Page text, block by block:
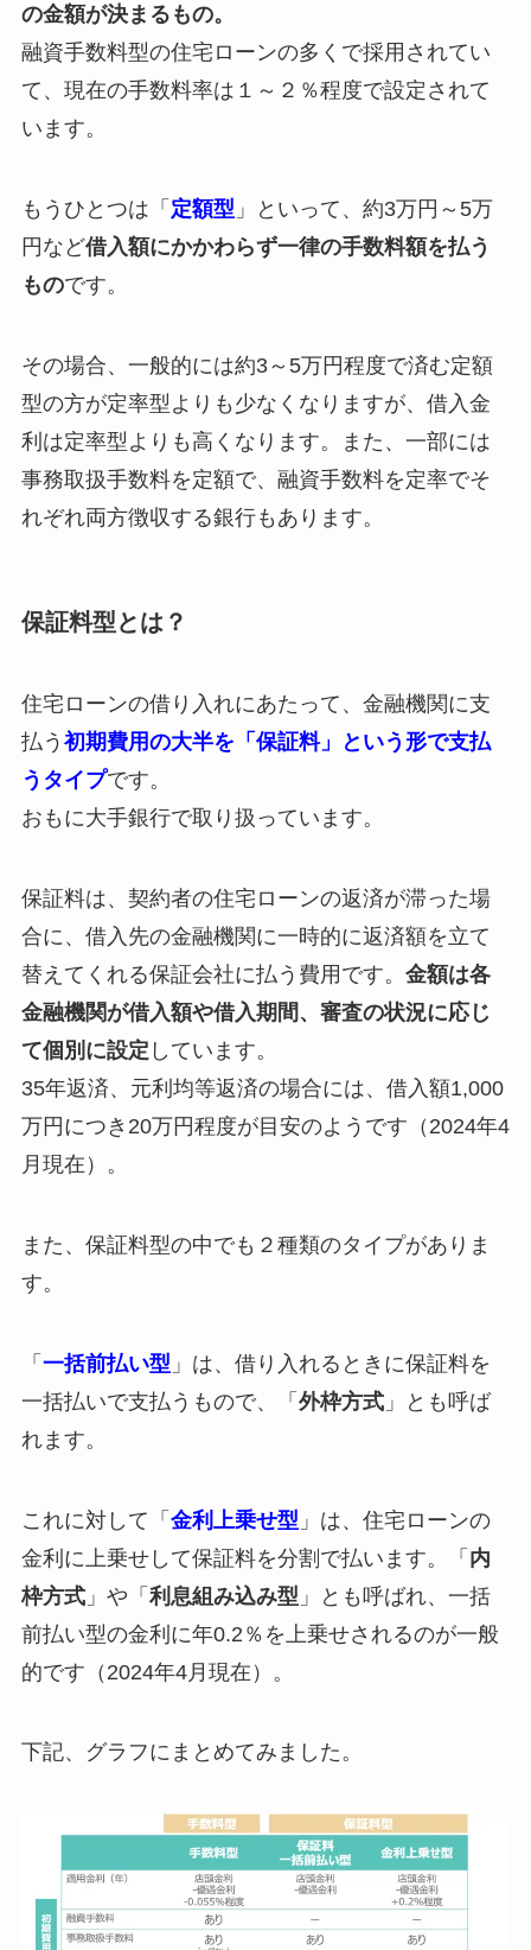
の金額が決まるもの。
融資手数料型の住宅ローンの多くで採用されてい
て、現在の手数料率は１～２％程度で設定されて
います。
もうひとつは「 定額型 」といって、約3万円～5万
円など借入額にかかわらず一律の手数料額を払う
ものです。
その場合、一般的には約3～5万円程度で済む定額
型の方が定率型よりも少なくなりますが、借入金
利は定率型よりも高くなります。また、一部には
事務取扱手数料を定額で、融資手数料を定率でそ
れぞれ両方徴収する銀行もあります。
保証料型とは？
住宅ローンの借り入れにあたって、金融機関に支
払う 初期費用の大半を「保証料」という形で支払
うタイプです。
おもに大手銀行で取り扱っています。
保証料は、契約者の住宅ローンの返済が滞った場
合に、借入先の金融機関に一時的に返済額を立て
替えてくれる保証会社に払う費用です。 金額は各
金融機関が借入額や借入期間、審査の状況に応じ
て個別に設定 しています。
35年返済、元利均等返済の場合には、借入額1,000
万円につき20万円程度が目安のようです（2024年4
月現在）。
また、保証料型の中でも２種類のタイプがありま
す。
「 一括前払い型 」は、借り入れるときに保証料を
一括払いで支払うもので、「 外枠方式」とも呼ば
れます。
これに対して「 金利上乗せ型 」は、住宅ローンの
金利に上乗せして保証料を分割で払います。「 内
枠方式」や「 利息組み込み型 」とも呼ばれ、一括
前払い型の金利に年0.2％を上乗せされるのが一般
的です（2024年4月現在）。
下記、グラフにまとめてみました。